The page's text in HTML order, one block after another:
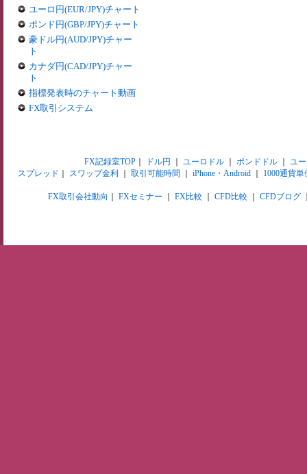
ユーロ円(EUR/JPY)チャート
ポンド円(GBP/JPY)チャート
豪ドル円(AUD/JPY)チャー
ト
カナダ円(CAD/JPY)チャー
ト
指標発表時のチャート動画
FX取引システム
FX記録室TOP｜ ドル円 ユーロドル｜ ポンドドル｜ ユ
スプレッド
スワップ金利 取引可能時間 iPhone・Android 1000通貨単
FX取引会社動向 FXセミナー FX比較 CFD比較 CFDブログ